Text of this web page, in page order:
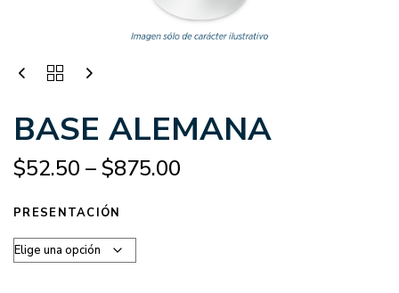
BASE ALEMANA
$52.50 –$875.00
PRESENTACIÓN